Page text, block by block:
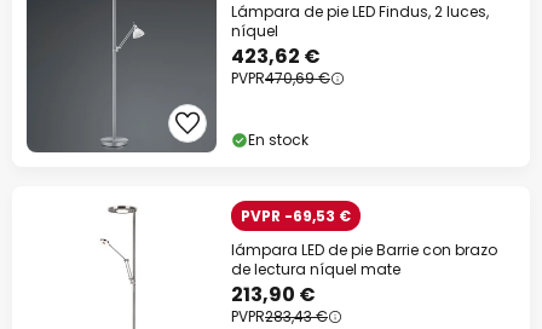
Lámpara de pie LED Findus, 2 luces,
níquel
423,62 €
PVPR470,69 €
En stock
PVPR -69,53 €
lámpara LED de pie Barrie con brazo
de lectura níquel mate
213,90 €
PVPR283,43 €